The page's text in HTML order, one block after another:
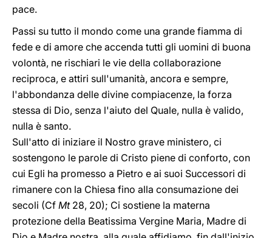
pace.
Passi su tutto il mondo come una grande fiamma di
fede e di amore che accenda tutti gli uomini di buona
volontà, ne rischiari le vie della collaborazione
reciproca, e attiri sull'umanità, ancora e sempre,
l'abbondanza delle divine compiacenze, la forza
stessa di Dio, senza l'aiuto del Quale, nulla è valido,
nulla è santo.
Sull'atto di iniziare il Nostro grave ministero, ci
sostengono le parole di Cristo piene di conforto, con
cui Egli ha promesso a Pietro e ai suoi Successori di
rimanere con la Chiesa fino alla consumazione dei
secoli (Cf Mt28, 20); Ci sostiene la materna
protezione della Beatissima Vergine Maria, Madre di